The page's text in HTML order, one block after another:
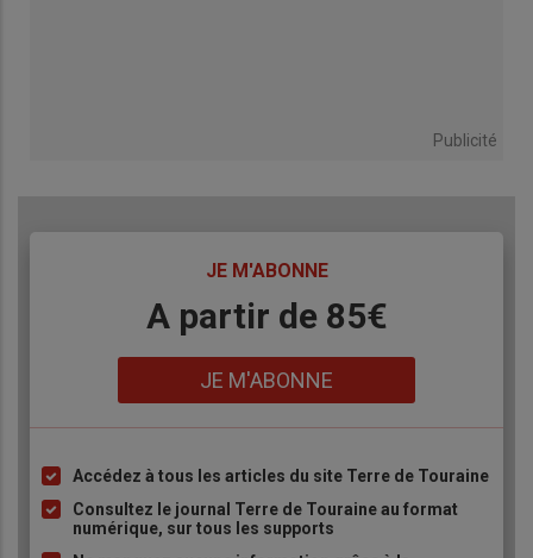
Publicité
JE M'ABONNE
A partir de 85€
JE M'ABONNE
Liste
à
puce
Accédez à tous les articles du site Terre de Touraine
Consultez le journal Terre de Touraine au format
numérique, sur tous les supports